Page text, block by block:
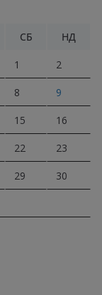
СБ НД
1 2
8 9
15 16
22 23
29 30